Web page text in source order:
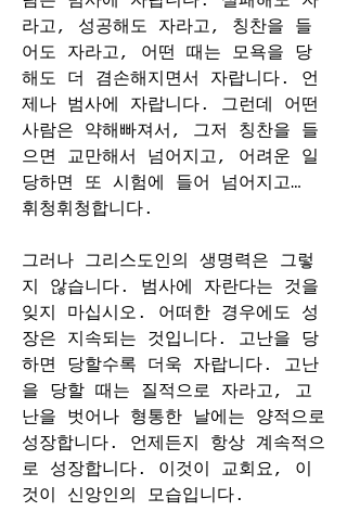
라고, 성공해도 자라고, 칭찬을 들
어도 자라고, 어떤 때는 모욕을 당
해도 더 겸손해지면서 자랍니다. 언
제나 범사에 자랍니다. 그런데 어떤
사람은 약해빠져서, 그저 칭찬을 들
으면 교만해서 넘어지고, 어려운 일
당하면 또 시험에 들어 넘어지고…
휘청휘청합니다.
그러나 그리스도인의 생명력은 그렇
지 않습니다. 범사에 자란다는 것을
잊지 마십시오. 어떠한 경우에도 성
장은 지속되는 것입니다. 고난을 당
하면 당할수록 더욱 자랍니다. 고난
을 당할 때는 질적으로 자라고, 고
난을 벗어나 형통한 날에는 양적으로
성장합니다. 언제든지 항상 계속적으
로 성장합니다. 이것이 교회요, 이
것이 신앙인의 모습입니다.